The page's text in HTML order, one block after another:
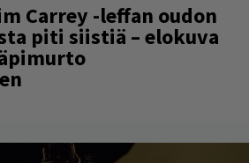
Carrey -leffan oudon
piti siistiä – elokuva